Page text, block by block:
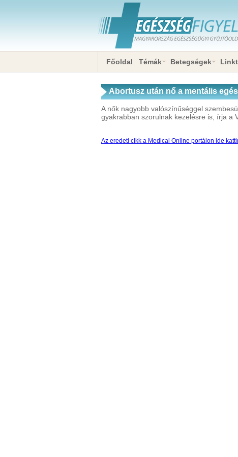
Főoldal Témák Betegségek
Abortusz után nő a mentális
A nők nagyobb valószínűséggel
gyakrabban szorulnak kezelésre is, írja a
Az eredeti cikk a Medical Online portálon ide